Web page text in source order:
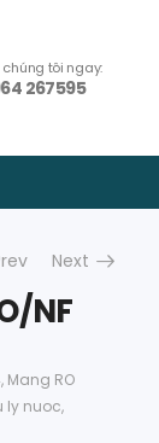
chúng tôi ngay:
267595
Next
NF
, Mang RO
ly nuoc,